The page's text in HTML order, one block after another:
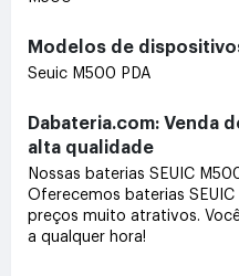
Modelos de
Seuic M500 PDA
Dabateria.com: Venda
alta qualidade
Nossas baterias SEUIC
Oferecemos baterias
preços muito atrativos.
a qualquer hora!